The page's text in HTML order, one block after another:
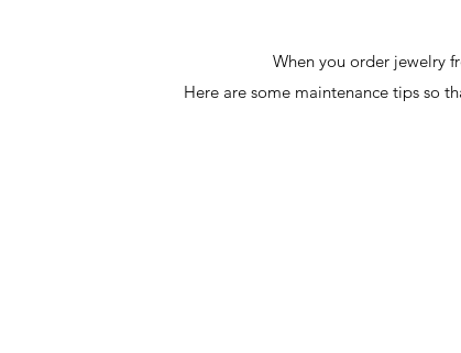
When you order jewelry
Here are some maintenance tips so